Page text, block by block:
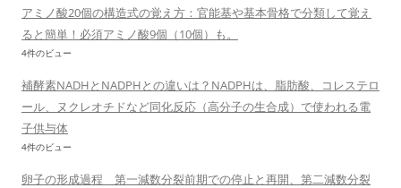
アミノ酸20個の構造式の覚え方：官能基や基本骨格で分類して覚え
ると簡単！必須アミノ酸9個（10個）も。
4件のビュー
補酵素NADHとNADPHとの違いは？NADPHは、脂肪酸、コレステロ
ール、ヌクレオチドなど同化反応（高分子の生合成）で使われる電
子供与体
4件のビュー
卵子の形成過程 第一減数分裂前期での停止と再開、第二減数分裂